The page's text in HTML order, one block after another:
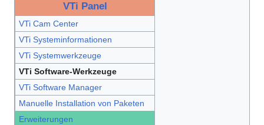
VTi Panel
VTi Cam Center
VTi Systeminformationen
VTi Systemwerkzeuge
VTi Software-Werkzeuge
VTi Software Manager
Manuelle Installation von Paketen
Erweiterungen